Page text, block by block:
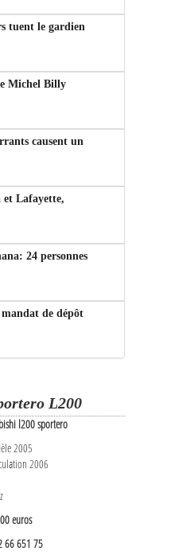
tuent le gardien
Michel Billy
causent un
et Lafayette,
24 personnes
de dépôt
L200
l200 sportero
2005
2006
euros
66 651 75